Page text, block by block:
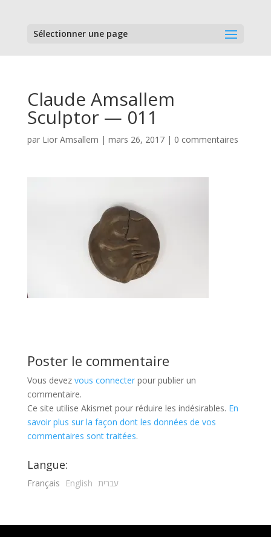
Sélectionner une page
Claude Amsallem
Sculptor — 011
par Lior Amsallem | mars 26, 2017| 0 commentaires
Poster le commentaire
Vous devez vous connecterpour publier un
commentaire.
Ce site utilise Akismet pour réduire les indésirables. En
savoir plus sur la façon dont les données de vos
commentaires sont traitées.
Langue:
Français English עברית